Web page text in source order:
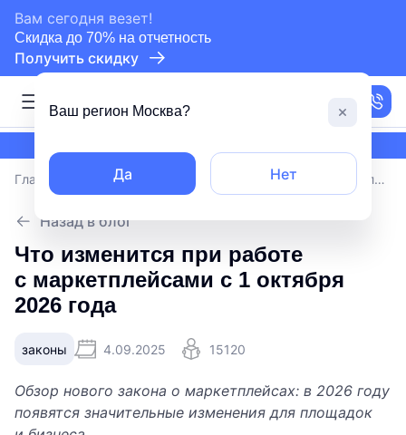
Вам сегодня везет!
Скидка до 70% на отчетность
Получить скидку
Москва
сертифицированный партнер СБИС
Главная Блог/ Что изменится при работе с маркетплейсами с 1 октября 2026 года
Назад в блог
Что изменится при работе
с маркетплейсами с 1 октября
2026 года
законы 4.09.2025 15120
Обзор нового закона о маркетплейсах: в 2026 году
появятся значительные изменения для площадок
Ваш регион Москва?
Да Нет